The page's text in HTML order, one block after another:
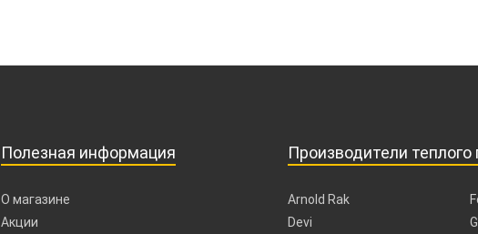
Полезная информация
О магазине
Акции
Производители теплого
Arnold Rak
Devi